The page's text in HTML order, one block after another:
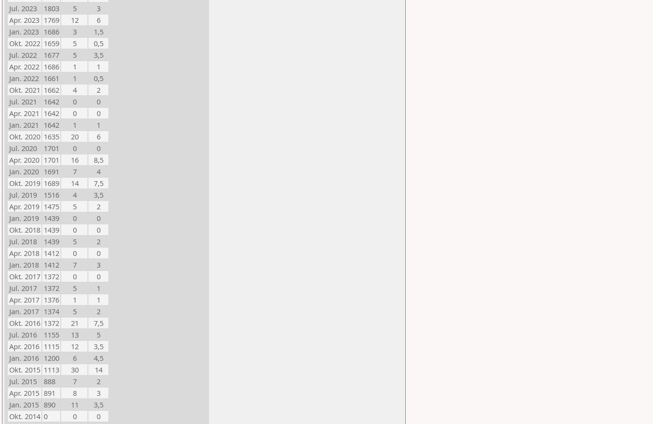
Jul. 2023
1803 5
3
Apr. 2023 1769 12
6
Jan. 2023 1686 3
1,5
Okt. 2022 1659 5
0,5
Jul. 2022
1677 5
3,5
Apr. 2022 1686 1
1
Jan. 2022 1661 1
0,5
Okt. 2021 1662 4
2
Jul. 2021
1642 0
0
Apr. 2021 1642 0
0
Jan. 2021
1642 1
1
Okt. 2020 1635 20
6
Jul. 2020
1701 0
0
Apr. 2020 1701 16
8,5
Jan. 2020 1691 7
4
Okt. 2019 1689 14
7,5
Jul. 2019
1516 4
3,5
Apr. 2019 1475 5
2
Jan. 2019 1439 0
0
Okt. 2018 1439 0
0
Jul. 2018
1439 5
2
Apr. 2018 1412 0
0
Jan. 2018 1412 7
3
Okt. 2017 1372 0
0
Jul. 2017
1372 5
1
Apr. 2017 1376 1
1
Jan. 2017 1374 5
2
Okt. 2016 1372 21
7,5
Jul. 2016
1155 13
5
Apr. 2016 1115 12
3,5
Jan. 2016 1200 6
4,5
Okt. 2015 1113 30
14
Jul. 2015
888 7
2
Apr. 2015 891 8
3
Jan. 2015 890 11
3,5
Okt. 2014 0 0
0